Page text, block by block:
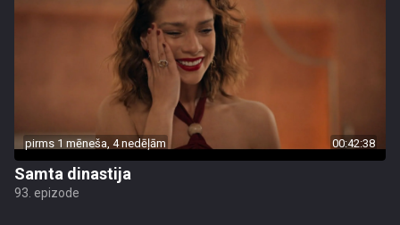
pirms 1 mēneša, 4 nedēļām 00:42:38
Samta dinastija
93. epizode